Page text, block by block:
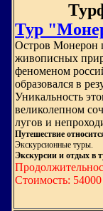
Тур
Остров Монерон
живописных
феноменом
образовался в
Уникальность
великолепном
лугов и
Путешествие
Экскурсионные туры.
Экскурсии и отдых в
Стоимость: 54000